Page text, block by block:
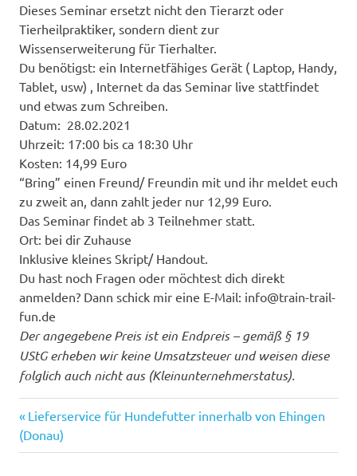
Dieses Seminar ersetzt nicht den Tierarzt oder
Tierheilpraktiker, sondern dient zur
Wissenserweiterung für Tierhalter.
Du benötigst: ein Internetfähiges Gerät ( Laptop, Handy,
Tablet, usw) , Internet da das Seminar live stattfindet
und etwas zum Schreiben.
Datum: 28.02.2021
Uhrzeit: 17:00 bis ca 18:30 Uhr
Kosten: 14,99 Euro
“Bring” einen Freund/ Freundin mit und ihr meldet euch
zu zweit an, dann zahlt jeder nur 12,99 Euro.
Das Seminar findet ab 3 Teilnehmer statt.
Ort: bei dir Zuhause
Inklusive kleines Skript/ Handout.
Du hast noch Fragen oder möchtest dich direkt
anmelden? Dann schick mir eine E-Mail: info@train-trail-
fun.de
Der angegebene Preis ist ein Endpreis – gemäß § 19
UStG erheben wir keine Umsatzsteuer und weisen diese
folglich auch nicht aus (Kleinunternehmerstatus).
Beitragsnavigation
Vorheriger
Beitrag:
Lieferservice für Hundefutter innerhalb von Ehingen
(Donau)